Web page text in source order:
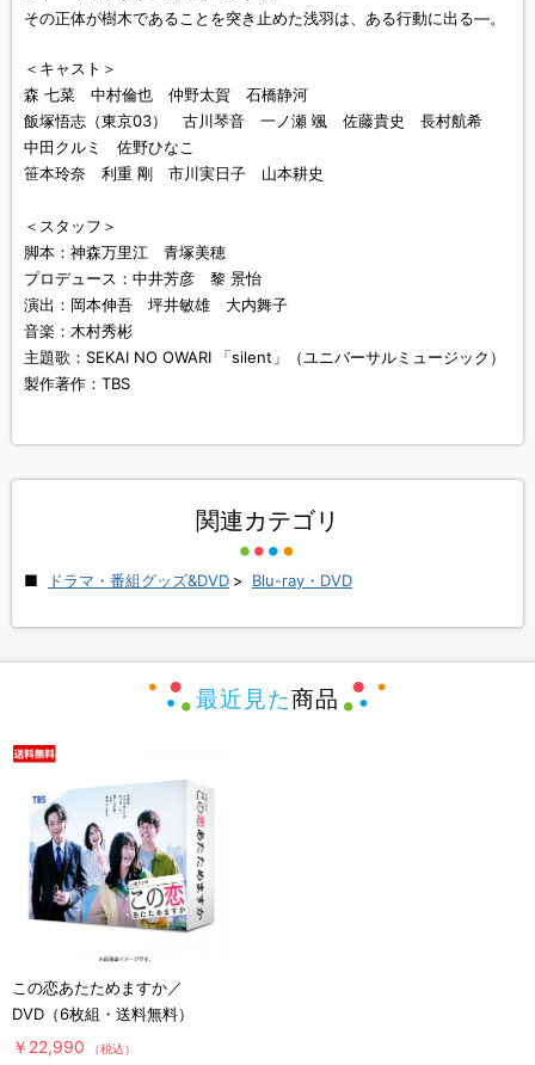
その正体が樹木であることを突き止めた浅羽は、ある行動に出る―。
＜キャスト＞
森 七菜 中村倫也 仲野太賀 石橋静河
飯塚悟志（東京03） 古川琴音 一ノ瀬 颯 佐藤貴史 長村航希
中田クルミ 佐野ひなこ
笹本玲奈 利重 剛 市川実日子 山本耕史
＜スタッフ＞
脚本：神森万里江 青塚美穂
プロデュース：中井芳彦 黎 景怡
演出：岡本伸吾 坪井敏雄 大内舞子
音楽：木村秀彬
主題歌：SEKAI NO OWARI 「silent」（ユニバーサルミュージック）
製作著作：TBS
関連カテゴリ
ドラマ・番組グッズ&DVD > Blu-ray・DVD
最近見た商品
この恋あたためますか／
DVD（6枚組・送料無料）
￥22,990 （税込）